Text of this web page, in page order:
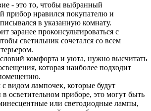
- это то, чтобы выбранный
прибор нравился покупателю и
в указанную комнату.
заранее проконсультироваться с
светильник сочетался со всем
комфорта и уюта, нужно высчитать
которая наиболее подходит
с видом лампочек, которые будут
осветительном приборе, это могут быть
или светодиодные лампы,